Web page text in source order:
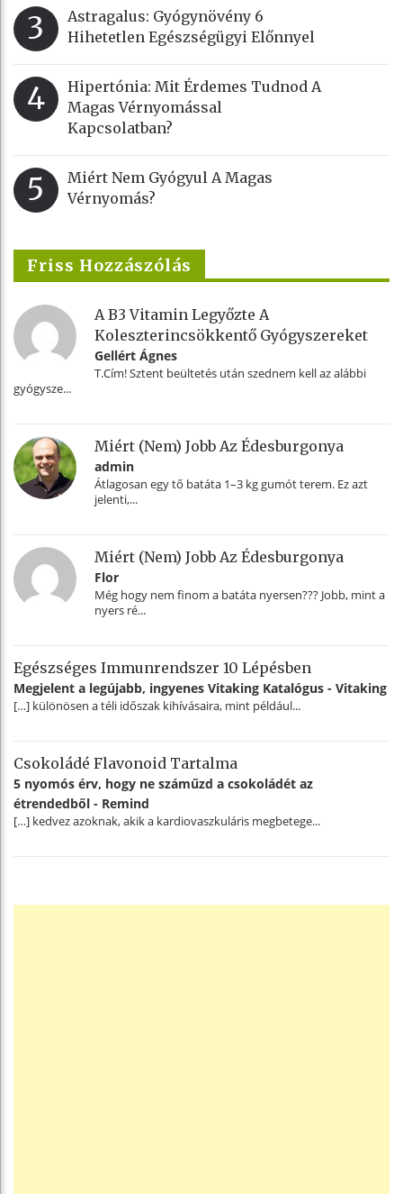
3
Astragalus: Gyógynövény 6
Hihetetlen Egészségügyi Előnnyel
4
Hipertónia: Mit Érdemes Tudnod A
Magas Vérnyomással
Kapcsolatban?
5
Miért Nem Gyógyul A Magas
Vérnyomás?
Friss Hozzászólás
A B3 Vitamin Legyőzte A
Koleszterincsökkentő Gyógyszereket
Gellért Ágnes
T.Cím! Sztent beültetés után szednem kell az alábbi
gyógysze...
Miért (nem) Jobb Az Édesburgonya
admin
Átlagosan egy tő batáta 1–3 kg gumót terem. Ez azt
jelenti,...
Miért (nem) Jobb Az Édesburgonya
Flor
Még hogy nem finom a batáta nyersen??? Jobb, mint a
nyers ré...
Egészséges Immunrendszer 10 Lépésben
Megjelent a legújabb, ingyenes Vitaking Katalógus - Vitaking
[…] különösen a téli időszak kihívásaira, mint például...
Csokoládé Flavonoid Tartalma
5 nyomós érv, hogy ne száműzd a csokoládét az
étrendedből - Remind
[…] kedvez azoknak, akik a kardiovaszkuláris megbetege...